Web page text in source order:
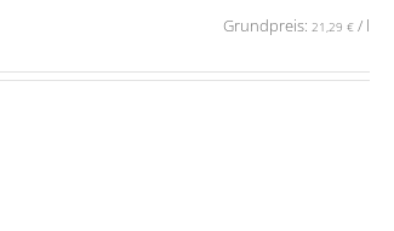
Grundpreis: 21,29 €/ l